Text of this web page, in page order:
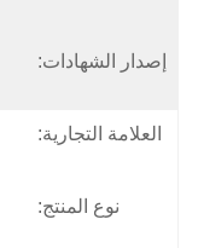
إصدار الشهادات:
العلامة التجارية:
نوع المنتج: